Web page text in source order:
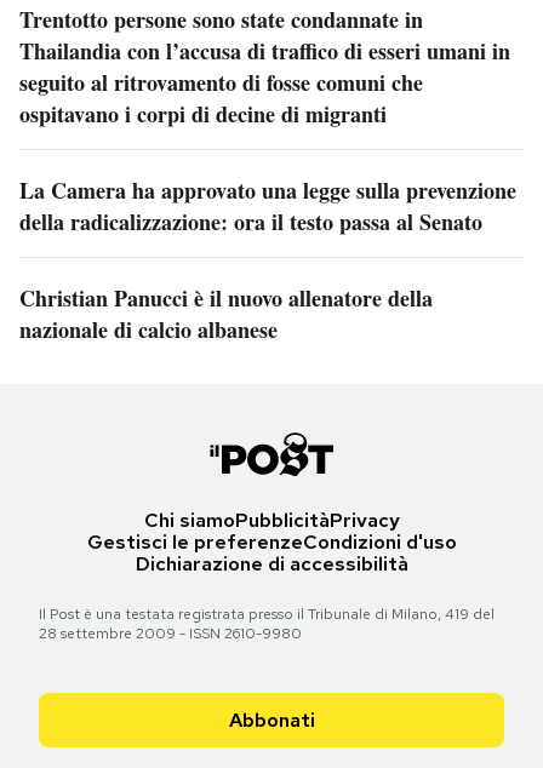
Trentotto persone sono state condannate in
Thailandia con l’accusa di traffico di esseri umani in
seguito al ritrovamento di fosse comuni che
ospitavano i corpi di decine di migranti
La Camera ha approvato una legge sulla prevenzione
della radicalizzazione: ora il testo passa al Senato
Christian Panucci è il nuovo allenatore della
nazionale di calcio albanese
Chi siamoPubblicitàPrivacy
Gestisci le preferenzeCondizioni d'uso
Dichiarazione di accessibilità
Il Post è una testata registrata presso il Tribunale di Milano, 419 del
28 settembre 2009 - ISSN 2610-9980
Abbonati